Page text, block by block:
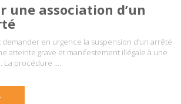
une association d’un
en urgence la suspension d’un arrêté
atteinte grave et manifestement illégale à une
La procédure ….